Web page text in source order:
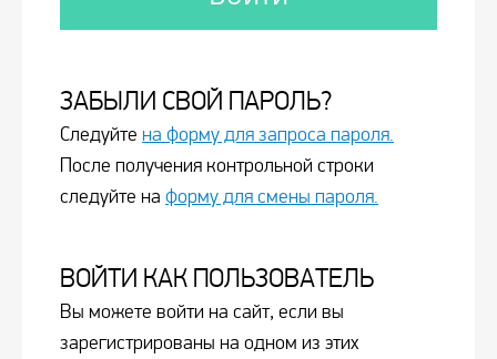
ЗАБЫЛИ СВОЙ ПАРОЛЬ?
Следуйте на форму для запроса пароля.
После получения контрольной строки
следуйте на форму для смены пароля.
ВОЙТИ КАК ПОЛЬЗОВАТЕЛЬ
Вы можете войти на сайт, если вы
зарегистрированы на одном из этих